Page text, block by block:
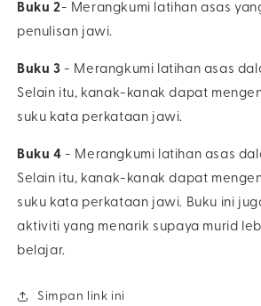
Buku 2- Merangkumi latihan asas
penulisan jawi.
Buku 3- Merangkumi latihan asas
Selain itu, kanak-kanak dapat
suku kata perkataan jawi.
Buku 4 - Merangkumi latihan asas
Selain itu, kanak-kanak dapat
suku kata perkataan jawi. Buku ini
aktiviti yang menarik supaya murid
belajar.
Simpan link ini